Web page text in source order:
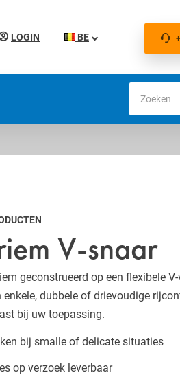
LOGIN BE
V-snaar
geconstrueerd op een flexibele
enkele, dubbele of drievoudige
bij uw toepassing.
bij smalle of delicate situaties
op verzoek leverbaar